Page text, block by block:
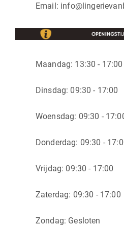
Email:
Maandag: 13:30 - 17:00
Dinsdag: 09:30 - 17:00
Woensdag: 09:30 -
Donderdag: 09:30 -
Vrijdag: 09:30 - 17:00
Zaterdag: 09:30 - 17:00
Zondag: Gesloten